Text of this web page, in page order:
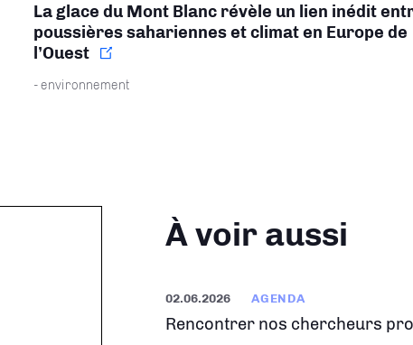
La glace du Mont Blanc révèle un lien inédit
poussières sahariennes et climat en Europe de
l’Ouest
- environnement
À voir aussi
02.06.2026 AGENDA
Rencontrer nos chercheurs